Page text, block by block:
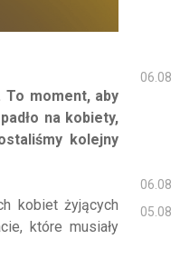
moment, aby
na kobiety,
kolejny
kobiet żyjących
które musiały
06.08
06.08
05.08